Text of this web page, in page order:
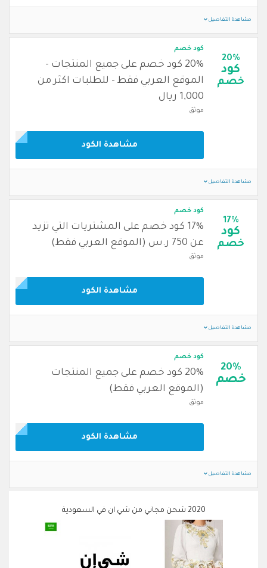
مشاهدة التفاصيل
20%
كود
خصم
كود خصم
20% كود خصم على جميع المنتجات -
الموقع العربي فقط - للطلبات اكثر من
1,000 ريال
موثق
مشاهدة الكود
مشاهدة التفاصيل
17%
كود
خصم
كود خصم
17% كود خصم على المشتريات التي تزيد
عن 750 ر.س (الموقع العربي فقط)
موثق
مشاهدة الكود
مشاهدة التفاصيل
20%
خصم
كود خصم
20% كود خصم على جميع المنتجات
(الموقع العربي فقط)
موثق
مشاهدة الكود
مشاهدة التفاصيل
2020 شحن مجاني من شي ان في السعودية